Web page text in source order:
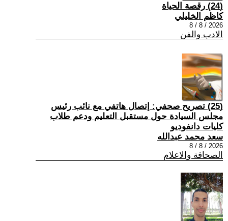
(24) رقصة الحياة
كاظم الخليلي
2026 / 8 / 8
الادب والفن
(25) تصريح صحفي: إتصال هاتفي مع نائب رئيس
مجلس السيادة حول مستقبل التعليم ودعم طلاب
كليات دانفوديو
سعد محمد عبدالله
2026 / 8 / 8
الصحافة والاعلام